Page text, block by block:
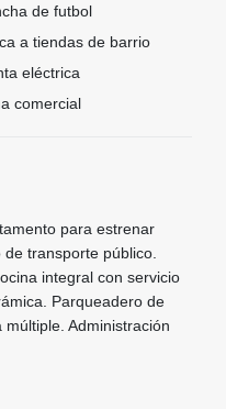
de futbol
a tiendas de barrio
eléctrica
comercial
para estrenar
transporte público.
integral con servicio
Parqueadero de
Administración